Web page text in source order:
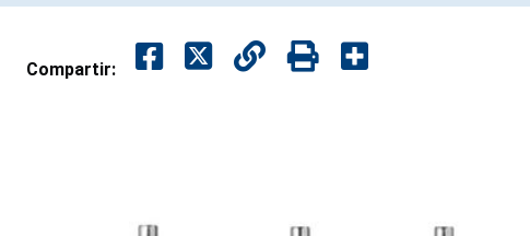
Compartir: